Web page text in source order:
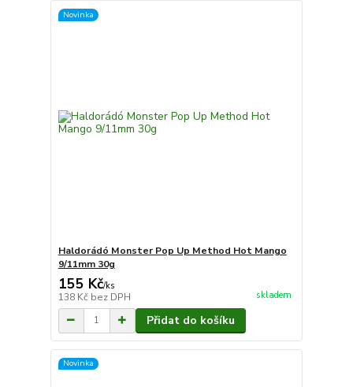
Novinka
Haldorádó Monster Pop Up Method Hot Mango
9/11mm 30g
155 Kč/ks
138 Kč bez DPH skladem
Přidat do košíku
Novinka